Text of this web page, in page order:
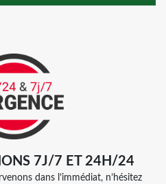
7J/7 ET 24H/24
dans l’immédiat, n’hésitez